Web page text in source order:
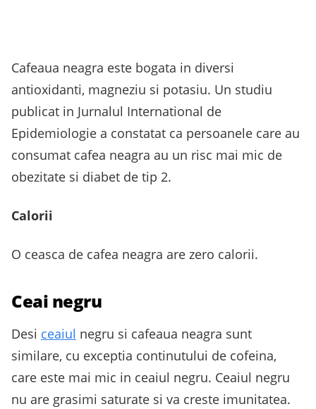
Cafeaua neagra este bogata in diversi
antioxidanti, magneziu si potasiu. Un studiu
publicat in Jurnalul International de
Epidemiologie a constatat ca persoanele care au
consumat cafea neagra au un risc mai mic de
obezitate si diabet de tip 2.
Calorii
O ceasca de cafea neagra are zero calorii.
Ceai negru
Desi ceaiul negru si cafeaua neagra sunt
similare, cu exceptia continutului de cofeina,
care este mai mic in ceaiul negru. Ceaiul negru
nu are grasimi saturate si va creste imunitatea.